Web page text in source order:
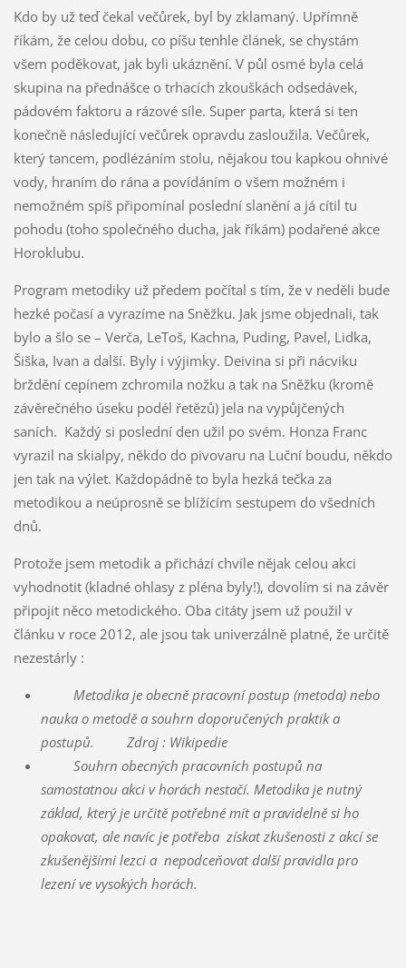
Kdo by už teď čekal večůrek, byl by zklamaný. Upřímně
říkám, že celou dobu, co píšu tenhle článek, se chystám
všem poděkovat, jak byli ukáznění. V půl osmé byla celá
skupina na přednášce o trhacích zkouškách odsedávek,
pádovém faktoru a rázové síle. Super parta, která si ten
konečně následující večůrek opravdu zasloužila. Večůrek,
který tancem, podlézáním stolu, nějakou tou kapkou ohnivé
vody, hraním do rána a povídáním o všem možném i
nemožném spíš připomínal poslední slanění a já cítil tu
pohodu (toho společného ducha, jak říkám) podařené akce
Horoklubu.
Program metodiky už předem počítal s tím, že v neděli bude
hezké počasí a vyrazíme na Sněžku. Jak jsme objednali, tak
bylo a šlo se – Verča, LeToš, Kachna, Puding, Pavel, Lidka,
Šiška, Ivan a další. Byly i výjimky. Deivina si při nácviku
brždění cepínem zchromila nožku a tak na Sněžku (kromě
závěrečného úseku podél řetězů) jela na vypůjčených
saních. Každý si poslední den užil po svém. Honza Franc
vyrazil na skialpy, někdo do pivovaru na Luční boudu, někdo
jen tak na výlet. Každopádně to byla hezká tečka za
metodikou a neúprosně se blížícím sestupem do všedních
dnů.
Protože jsem metodik a přichází chvíle nějak celou akci
vyhodnotit (kladné ohlasy z pléna byly!), dovolím si na závěr
připojit něco metodického. Oba citáty jsem už použil v
článku v roce 2012, ale jsou tak univerzálně platné, že určitě
nezestárly :
Metodika je obecně pracovní postup (metoda) nebo
nauka o metodě a souhrn doporučených praktik a
postupů.
Zdroj : Wikipedie
Souhrn obecných pracovních postupů na
samostatnou akci v horách nestačí. Metodika je nutný
základ, který je určitě potřebné mít a pravidelně si ho
opakovat, ale navíc je potřeba získat zkušenosti z akcí se
zkušenějšími lezci a nepodceňovat další pravidla pro
lezení ve vysokých horách.